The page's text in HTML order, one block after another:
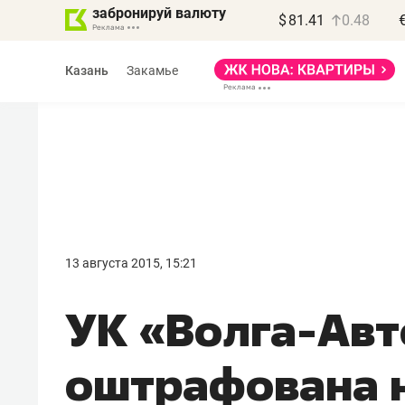
забронируй валюту $ 81.41 0.48
Казань Закамье
13 августа 2015, 15:21
УК «Волга-
оштрафована
правил, бизнес может
потерять минимум
полгода»